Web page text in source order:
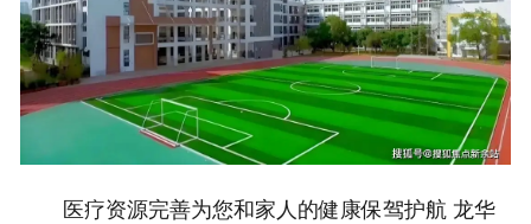
医疗资源完善为您和家人的健康保驾护航 龙华